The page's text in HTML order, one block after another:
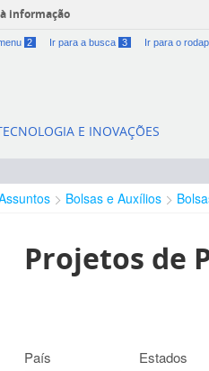
informação
2 Ir para a busca 3 Ir para o
E INOVAÇÕES
Bolsas e Auxílios
Projetos de
País Estados